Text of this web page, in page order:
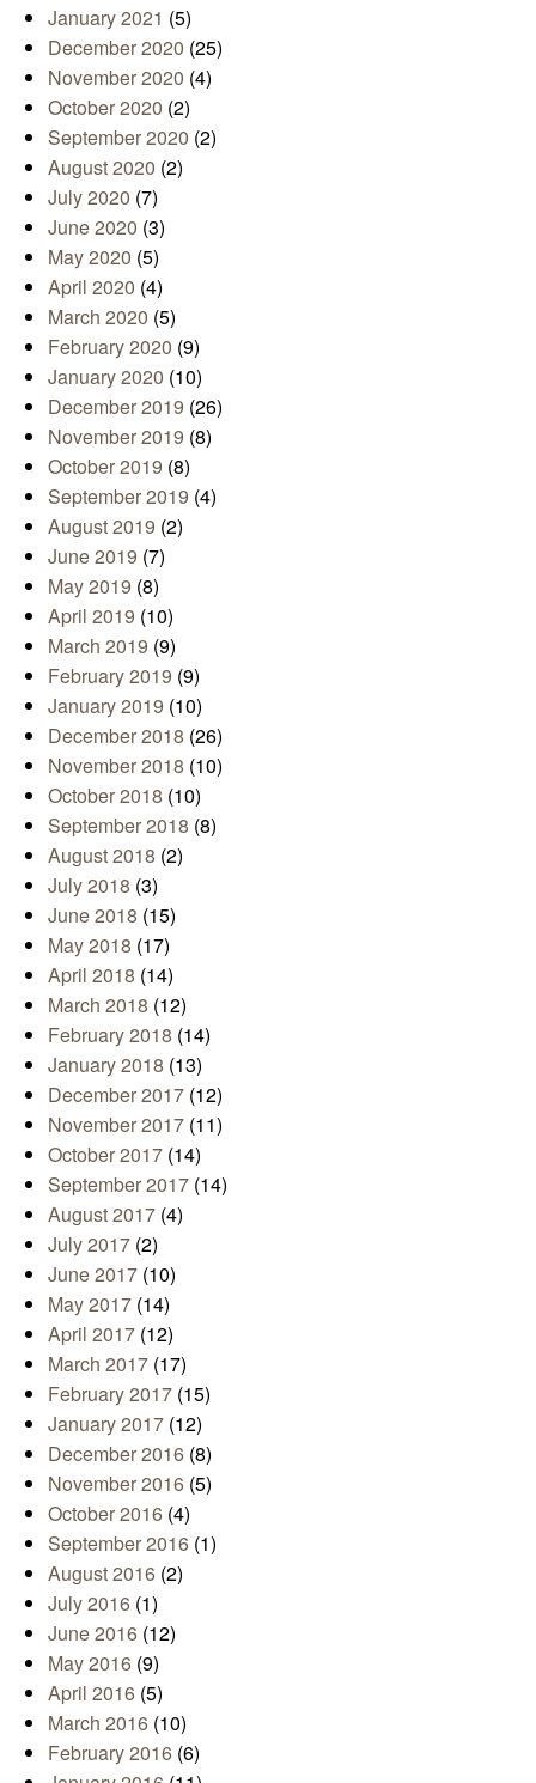
January 2021 (5)
December 2020 (25)
November 2020 (4)
October 2020 (2)
September 2020 (2)
August 2020 (2)
July 2020 (7)
June 2020 (3)
May 2020 (5)
April 2020 (4)
March 2020 (5)
February 2020 (9)
January 2020 (10)
December 2019 (26)
November 2019 (8)
October 2019 (8)
September 2019 (4)
August 2019 (2)
June 2019 (7)
May 2019 (8)
April 2019 (10)
March 2019 (9)
February 2019 (9)
January 2019 (10)
December 2018 (26)
November 2018 (10)
October 2018 (10)
September 2018 (8)
August 2018 (2)
July 2018 (3)
June 2018 (15)
May 2018 (17)
April 2018 (14)
March 2018 (12)
February 2018 (14)
January 2018 (13)
December 2017 (12)
November 2017 (11)
October 2017 (14)
September 2017 (14)
August 2017 (4)
July 2017 (2)
June 2017 (10)
May 2017 (14)
April 2017 (12)
March 2017 (17)
February 2017 (15)
January 2017 (12)
December 2016 (8)
November 2016 (5)
October 2016 (4)
September 2016 (1)
August 2016 (2)
July 2016 (1)
June 2016 (12)
May 2016 (9)
April 2016 (5)
March 2016 (10)
February 2016 (6)